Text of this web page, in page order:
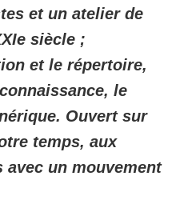
et un atelier de
siècle ;
et le répertoire,
le
Ouvert sur
temps, aux
un mouvement